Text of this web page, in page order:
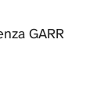
GARR